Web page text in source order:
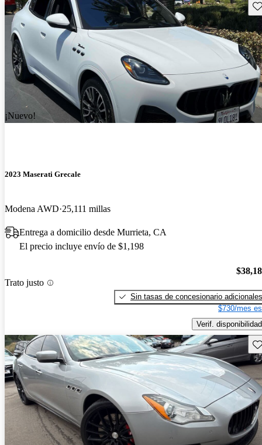
¡Nuevo!
2023 Maserati Grecale
Modena AWD 25,111 millas
Entrega a domicilio desde Murrieta, CA
El precio incluye envío de $1,198
Trato justo
Sin tasas de concesionario adicionales
$730/mes
Verif. disponibilidad